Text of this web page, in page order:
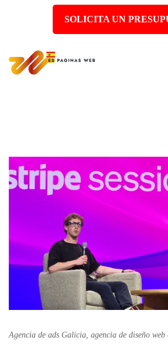
SOLICITA UN
Agencia de ads Galicia agencia de diseño web